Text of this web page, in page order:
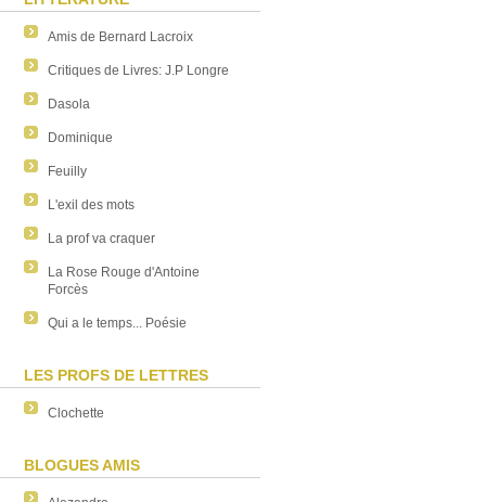
Amis de Bernard Lacroix
Critiques de Livres: J.P Longre
Dasola
Dominique
Feuilly
L'exil des mots
La prof va craquer
La Rose Rouge d'Antoine
Forcès
Qui a le temps... Poésie
LES PROFS DE LETTRES
Clochette
BLOGUES AMIS